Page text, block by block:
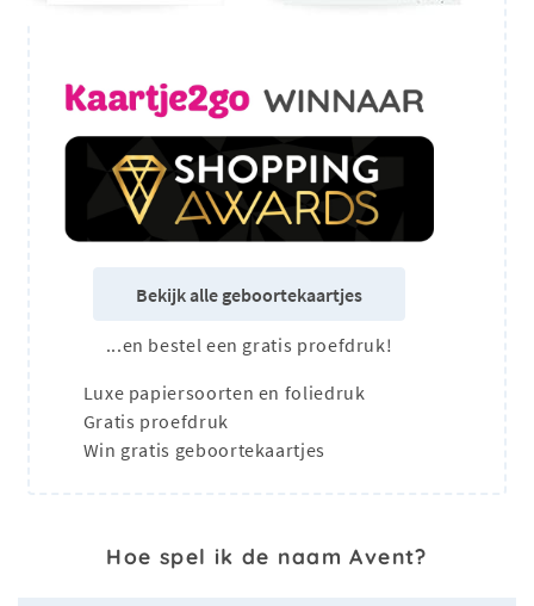
Bekijk alle geboortekaartjes
...en bestel een gratis proefdruk!
Luxe papiersoorten en foliedruk
Gratis proefdruk
Win gratis geboortekaartjes
Hoe spel ik de naam Avent?